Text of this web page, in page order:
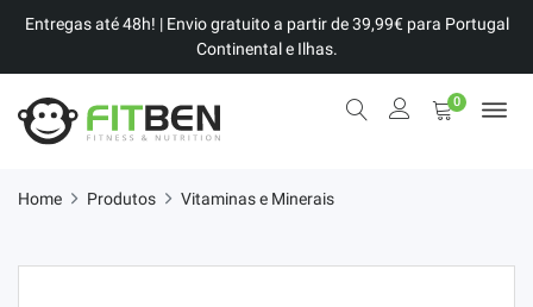
Entregas até 48h! | Envio gratuito a partir de 39,99€ para Portugal
Continental e Ilhas.
0
Home Produtos Vitaminas e Minerais